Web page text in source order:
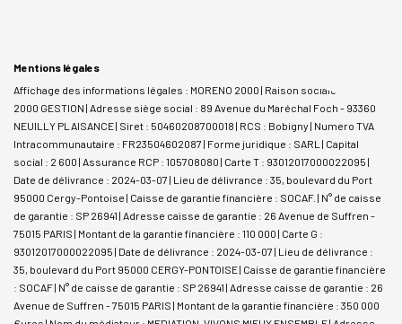
Mentions légales
Affichage des informations légales : MORENO 2000 | Raison sociale : MORENO
2000 GESTION | Adresse siège social : 89 Avenue du Maréchal Foch - 93360
NEUILLY PLAISANCE | Siret : 50460208700018 | RCS : Bobigny | Numero TVA
Intracommunautaire : FR23504602087 | Forme juridique : SARL | Capital
social : 2 600 | Assurance RCP : 105708080 | Carte T : 93012017000022095 |
Date de délivrance : 2024-03-07 | Lieu de délivrance : 35, boulevard du Port
95000 Cergy-Pontoise | Caisse de garantie financière : SOCAF. | N° de caisse
de garantie : SP 26941 | Adresse caisse de garantie : 26 Avenue de Suffren -
75015 PARIS | Montant de la garantie financière : 110 000 | Carte G :
93012017000022095 | Date de délivrance : 2024-03-07 | Lieu de délivrance :
35, boulevard du Port 95000 CERGY-PONTOISE | Caisse de garantie financière
: SOCAF | N° de caisse de garantie : SP 26941 | Adresse caisse de garantie : 26
Avenue de Suffren - 75015 PARIS | Montant de la garantie financière : 350 000